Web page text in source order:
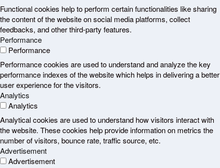
Functional cookies help to perform certain functionalities like sharing
the content of the website on social media platforms, collect
feedbacks, and other third-party features.
Performance
Performance
Performance cookies are used to understand and analyze the key
performance indexes of the website which helps in delivering a better
user experience for the visitors.
Analytics
Analytics
Analytical cookies are used to understand how visitors interact with
the website. These cookies help provide information on metrics the
number of visitors, bounce rate, traffic source, etc.
Advertisement
Advertisement